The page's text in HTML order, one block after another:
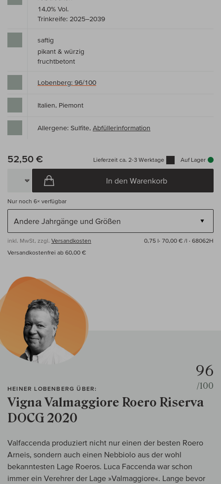
14,0% Vol.
Trinkreife: 2025–2039
saftig
pikant & würzig
fruchtbetont
Lobenberg: 96/100
Italien, Piemont
Allergene: Sulfite, Abfüllerinformation
52,50 € Lieferzeit ca. 2-3 Werktage Auf Lager
In den Warenkorb
Nur noch 6× verfügbar
inkl. MwSt, zzgl. Versandkosten 0,75 l· 70,00 € /l · 68062H
Versandkostenfrei ab 60,00 €
HEINER LOBENBERG ÜBER:
Vigna Valmaggiore Roero Riserva
DOCG 2020
96
/100
Valfaccenda produziert nicht nur einen der besten Roero
Arneis, sondern auch einen Nebbiolo aus der wohl
bekanntesten Lage Roeros. Luca Faccenda war schon
immer ein Verehrer der Lage »Valmaggiore«. Lange bevor